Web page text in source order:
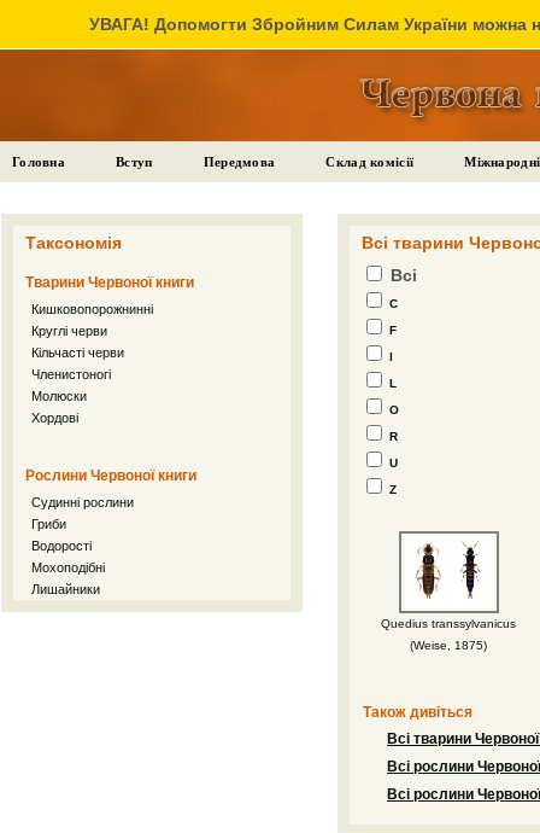
УВАГА! Допомогти Збройним Силам України можна
Головна Вступ Передмова Склад комісії
Таксономія
Тварини Червоної книги
Кишковопорожнинні
Круглі черви
Кільчасті черви
Членистоногі
Молюски
Хордові
Рослини Червоної книги
Судинні рослини
Гриби
Водорості
Мохоподібні
Лишайники
Всі тварини
Всі
C
F
I
L
O
R
U
Z
Quedius transsylvanicus
(Weise, 1875)
Також дивіться
Всі тварини
Всі рослини
Всі рослини